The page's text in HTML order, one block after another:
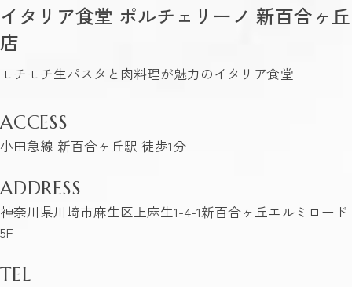
イタリア食堂 ポルチェリーノ 新百合ヶ丘
店
モチモチ生パスタと肉料理が魅力のイタリア食堂
ACCESS
小田急線 新百合ヶ丘駅 徒歩1分
ADDRESS
神奈川県川崎市麻生区上麻生1-4-1新百合ヶ丘エルミロード
5F
TEL